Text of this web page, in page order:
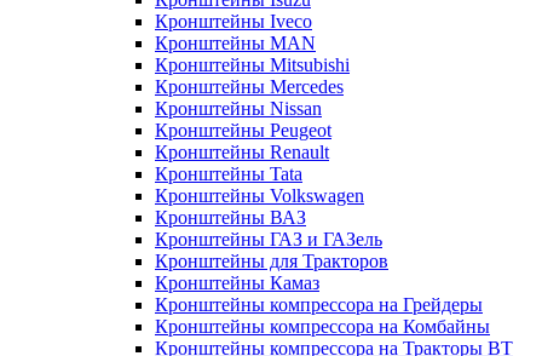
Кронштейны Iveco
Кронштейны MAN
Кронштейны Mitsubishi
Кронштейны Mеrcedes
Кронштейны Nissan
Кронштейны Peugeot
Кронштейны Renault
Кронштейны Tata
Кронштейны Volkswagen
Кронштейны ВАЗ
Кронштейны ГАЗ и ГАЗель
Кронштейны для Тракторов
Кронштейны Камаз
Кронштейны компрессора на Грейдеры
Кронштейны компрессора на Комбайны
Кронштейны компрессора на Тракторы ВТ